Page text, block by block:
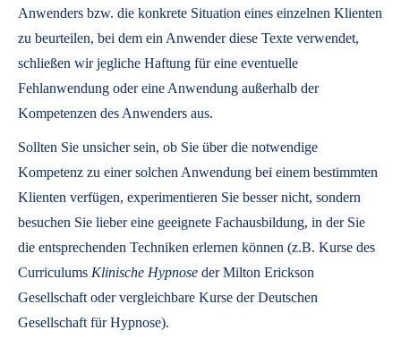
Anwenders bzw. die konkrete Situation eines einzelnen Klienten
zu beurteilen, bei dem ein Anwender diese Texte verwendet,
schließen wir jegliche Haftung für eine eventuelle
Fehlanwendung oder eine Anwendung außerhalb der
Kompetenzen des Anwenders aus.
Sollten Sie unsicher sein, ob Sie über die notwendige
Kompetenz zu einer solchen Anwendung bei einem bestimmten
Klienten verfügen, experimentieren Sie besser nicht, sondern
besuchen Sie lieber eine geeignete Fachausbildung, in der Sie
die entsprechenden Techniken erlernen können (z.B. Kurse des
Curriculums Klinische Hypnose der Milton Erickson
Gesellschaft oder vergleichbare Kurse der Deutschen
Gesellschaft für Hypnose).